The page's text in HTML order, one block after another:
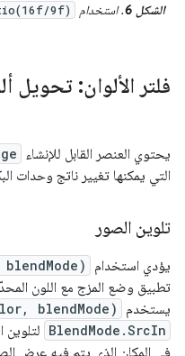
الشكل 6 . استخدام 9f)
فلتر الألوان: تحويل
يحتوي العنصر القابل للإنشاء
التي يمكنها تغيير ناتج وحدات
تلوين الصور
يؤدي استخدام
تطبيق وضع المزج مع اللون
يستخدم
blendMode)
BlendMode.SrcIn لتلوين
في المكان الذي يتم فيه عرض